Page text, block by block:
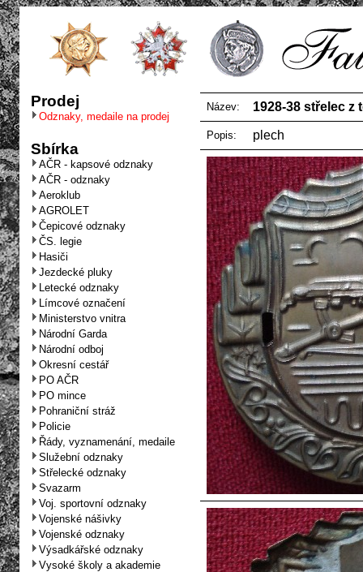
Prodej
Odznaky, medaile na prodej
Sbírka
AČR - kapsové odznaky
AČR - odznaky
Aeroklub
AGROLET
Čepicové odznaky
ČS. legie
Hasiči
Jezdecké pluky
Letecké odznaky
Límcové označení
Ministerstvo vnitra
Národní Garda
Národní odboj
Okresní cestář
PO AČR
PO mince
Pohraniční stráž
Policie
Řády, vyznamenání, medaile
Služební odznaky
Střelecké odznaky
Svazarm
Voj. sportovní odznaky
Vojenské nášivky
Vojenské odznaky
Výsadkářské odznaky
Vysoké školy a akademie
Název: 1928-38 střelec z
Popis: plech